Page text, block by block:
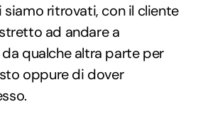
ritrovati, con il cliente
ad andare a
qualche altra parte per
oppure di dover